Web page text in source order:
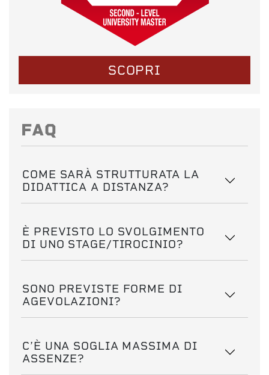
SCOPRI
FAQ
COME SARÀ STRUTTURATA LA
DIDATTICA A DISTANZA?
È PREVISTO LO SVOLGIMENTO
DI UNO STAGE/TIROCINIO?
SONO PREVISTE FORME DI
AGEVOLAZIONI?
C’È UNA SOGLIA MASSIMA DI
ASSENZE?